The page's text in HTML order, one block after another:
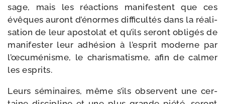
sage, mais les réac­tions mani­festent que ces
évêques auront d’énormes dif­fi­cul­tés dans la réa­li­
sa­tion de leur apos­to­lat et qu’ils seront obli­gés de
mani­fes­ter leur adhé­sion à l’esprit moderne par
l’œcuménisme, le cha­ris­ma­tisme, afin de cal­mer
les esprits.
Leurs sémi­naires, même s’ils observent une cer­